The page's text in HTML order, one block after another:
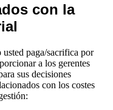
con la
paga/sacrifica por
a los gerentes
sus decisiones
con los costes